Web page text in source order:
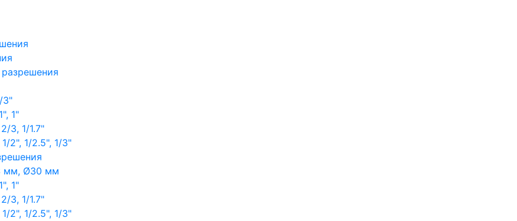
3"
1"
3, 1/1.7"
2", 1/2.5", 1/3"
мм, Ø30 мм
1"
3, 1/1.7"
2", 1/2.5", 1/3"